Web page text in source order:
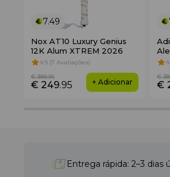
7.49
Nox AT10 Luxury Genius
12K Alum XTREM 2026
4.9 (7 Avaliações)
€ 249.95
€ 389.95
+ Adicionar €
€
Entrega rápida: 2–3 dias